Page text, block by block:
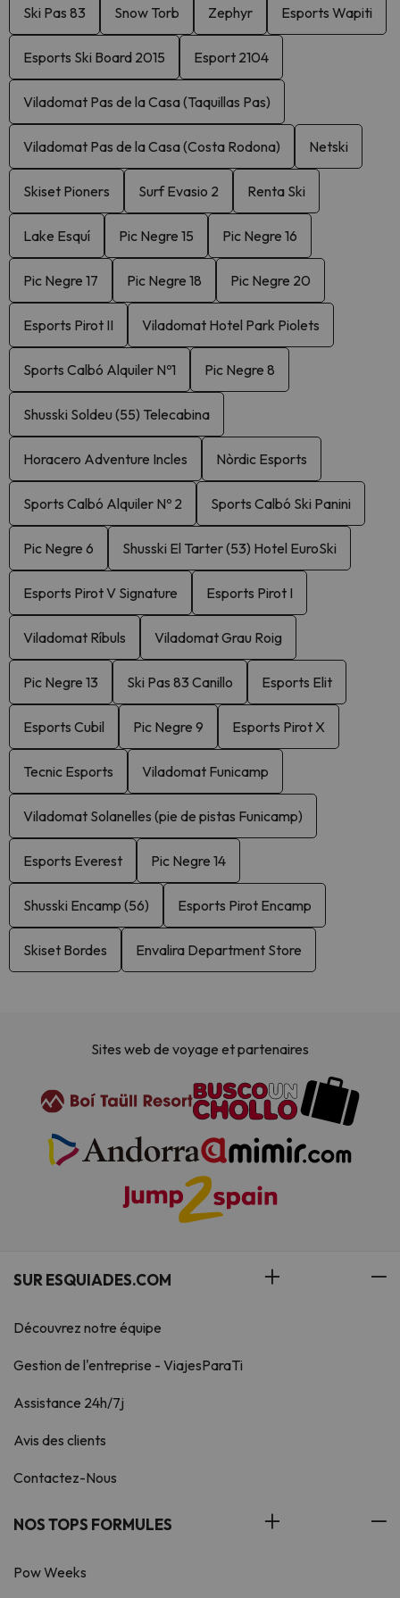
Ski Pas 83 Snow Torb Zephyr Esports Wapiti
Esports Ski Board 2015 Esport 2104
Viladomat Pas de la Casa (Taquillas Pas)
Viladomat Pas de la Casa (Costa Rodona) Netski
Skiset Pioners Surf Evasio 2 Renta Ski
Lake Esquí Pic Negre 15 Pic Negre 16
Pic Negre 17 Pic Negre 18 Pic Negre 20
Esports Pirot II Viladomat Hotel Park Piolets
Sports Calbó Alquiler Nº1 Pic Negre 8
Shusski Soldeu (55) Telecabina
Horacero Adventure Incles Nòrdic Esports
Sports Calbó Alquiler Nº 2 Sports Calbó Ski Panini
Pic Negre 6 Shusski El Tarter (53) Hotel EuroSki
Esports Pirot V Signature Esports Pirot I
Viladomat Ríbuls Viladomat Grau Roig
Pic Negre 13 Ski Pas 83 Canillo Esports Elit
Esports Cubil Pic Negre 9 Esports Pirot X
Tecnic Esports Viladomat Funicamp
Viladomat Solanelles (pie de pistas Funicamp)
Esports Everest Pic Negre 14
Shusski Encamp (56) Esports Pirot Encamp
Skiset Bordes Envalira Department Store
Sites web de voyage et partenaires
SUR ESQUIADES.COM
Découvrez notre équipe
Gestion de l'entreprise - ViajesParaTi
Assistance 24h/7j
Avis des clients
Contactez-Nous
NOS TOPS FORMULES
Pow Weeks